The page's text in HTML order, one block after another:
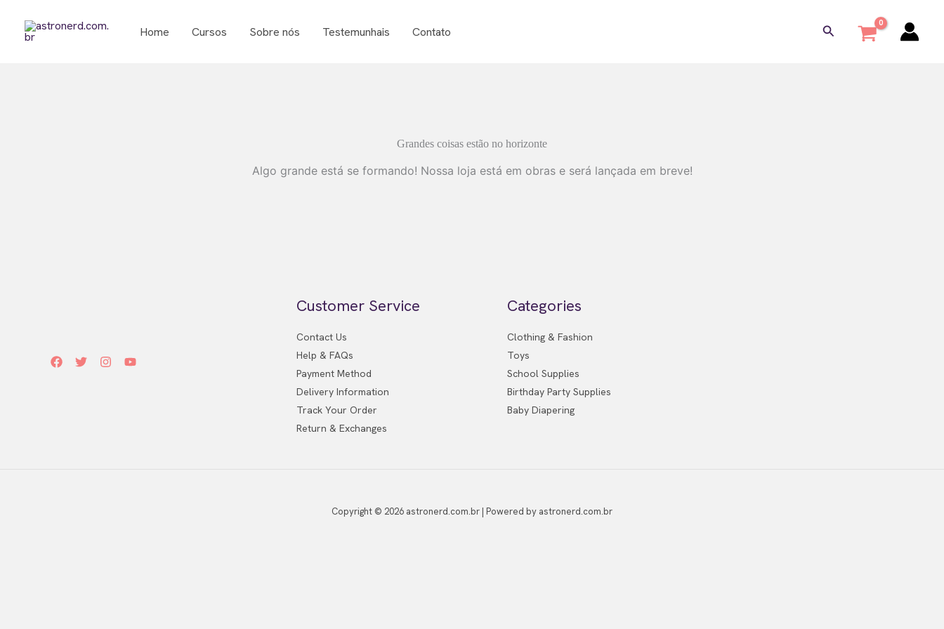
Home Cursos Sobre nós Testemunhais Contato Pesquisar
Grandes coisas estão no horizonte
Algo grande está se formando! Nossa loja está em obras e será lançada em breve!
Customer Service
Contact Us
Help & FAQs
Payment Method
Delivery Information
Track Your Order
Return & Exchanges
Categories
Clothing & Fashion
Toys
School Supplies
Birthday Party Supplies
Baby Diapering
Copyright © 2026 astronerd.com.br | Powered by astronerd.com.br